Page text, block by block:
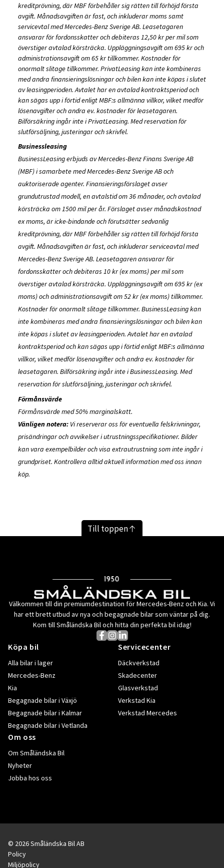
kreditprövning, där MBF förbehåller sig rätten till förhöjd första
avgift. Månadsavgiften är fast, och inkluderar moms samt
servicevtal med Mercedes-Benz Sverige AB. Leasetagaren
ansvarar för fordonsskatter och debiteras 12,50 kr per mil som
överstiger avtalad körsträcka. Uppläggningsavgift om 695 kr och
administrationsavgift om 65 kr tillkommer. Kostnader för
onormalt slitage tillkommer. PrivatLeasing kan inte kombineras
med andra finansieringslösningar och bilen kan inte köpas i slutet
av leasingperioden. Avtalet har en avtalad kontraktsperiod och
kan sägas upp i förtid enligt MBF:s allmänna villkor, vilket medför
lösenavgifter och andra ev. kostnader för leasetagaren.
Bilförsäkring ingår inte i PrivatLeasing. Med reservation för
slutförsäljning, justeringar och skrivfel.
Businessleasing
BusinessLeasing erbjuds av Mercedes-Benz Finans Sverige AB
(MBF) i samarbete med Mercedes-Benz Sverige AB och
auktoriserade agenter. Finansieringsförslaget avser
grundutrustad modell, en avtalstid om 36 månader, och avtalad
körsträcka om 1500 mil per år. Förslaget avser månadskostnad
ex moms, är icke-bindande och förutsätter sedvanlig
kreditprövning, där MBF förbehåller sig rätten till förhöjd första
avgift. Månadsavgiften är fast, och inkluderar serviceavtal med
Mercedes-Benz Sverige AB. Leasetagaren ansvarar för
fordonsskatter och debiteras 10 kr (ex moms) per mil som
överstiger avtalad körsträcka. Uppläggningsavgift om 695 kr (ex
moms) och administrationsavgift om 52 kr (ex moms) tillkommer.
Kostnader för onormalt slitage tillkommer. BusinessLeasing kan
inte kombineras med andra finansieringslösningar och bilen kan
inte köpas i slutet av leasingperioden. Avtalet har en avtalad
kontraktsperiod och kan sägas upp i förtid enligt MBF:s allmänna
villkor, vilket medför lösenavgifter och andra ev. kostnader för
leasetagaren. Bilförsäkring ingår inte i BusinessLeasing. Med
reservation för slutförsäljning, justeringar och skrivfel.
Förmånsvärde
Förmånsvärde med 50% marginalskatt.
Vänligen notera: Vi reserverar oss för eventuella felskrivningar,
prisändringar och avvikelser i utrustningsspecifikationer. Bilder
kan vara exempelbilder och visa extrautrustning som inte ingår i
grundpriset. Kontrollera alltid aktuell information med oss innan
köp.
Till toppen
Välkommen till din premiumdestination för Mercedes-Benz och Kia. Vi
har ett brett utbud av nya och begagnade bilar som väntar på dig.
Kom till Småländska Bil och hitta din perfekta bil idag!
Köpa bil
Alla bilar i lager
Mercedes-Benz
Kia
Begagnade bilar i Växjö
Begagnade bilar i Kalmar
Begagnade bilar i Vetlanda
Servicecenter
Däckverkstad
Skadecenter
Glasverkstad
Verkstad Kia
Verkstad Mercedes
Om oss
Om Småländska Bil
Nyheter
Jobba hos oss
© 2026 Småländska Bil AB
Policy
Miljöpolicy